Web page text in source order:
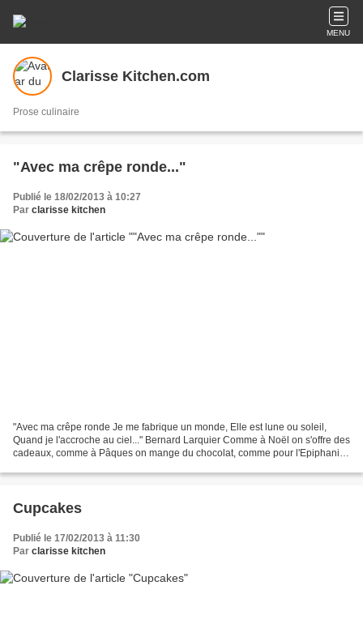
MENU
Clarisse Kitchen.com
Prose culinaire
"Avec ma crêpe ronde..."
Publié le 18/02/2013 à 10:27
Par clarisse kitchen
"Avec ma crêpe ronde Je me fabrique un monde, Elle est lune ou soleil,
Quand je l'accroche au ciel..." Bernard Larquier Comme à Noël on s'offre des
cadeaux, comme à Pâques on mange du chocolat, comme pour l'Epiphanie
Cupcakes
Publié le 17/02/2013 à 11:30
Par clarisse kitchen